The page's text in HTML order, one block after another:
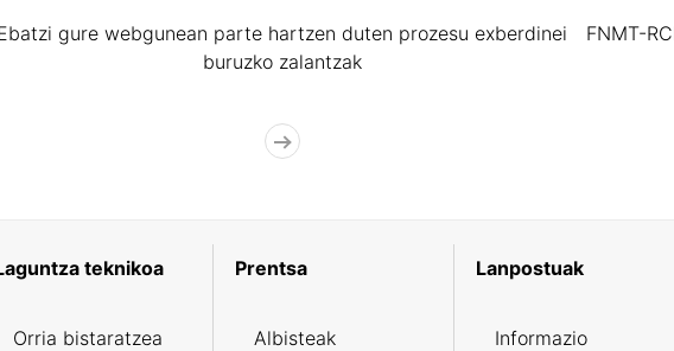
gure webgunean parte hartzen duten prozesu exberdinei
buruzko zalantzak
FNMT-
teknikoa
Orria bistaratzea
Prentsa
Albisteak
Lanpostuak
Informazio